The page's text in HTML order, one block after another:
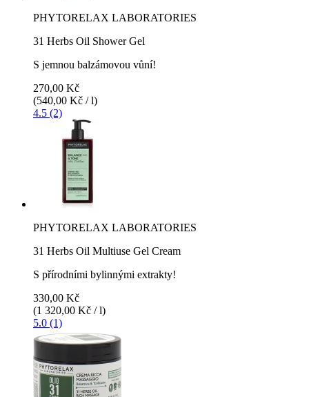
PHYTORELAX LABORATORIES
31 Herbs Oil Shower Gel
S jemnou balzámovou vůní!
270,00 Kč
(540,00 Kč / l)
4.5 (2)
PHYTORELAX LABORATORIES
31 Herbs Oil Multiuse Gel Cream
S přírodními bylinnými extrakty!
330,00 Kč
(1 320,00 Kč / l)
5.0 (1)